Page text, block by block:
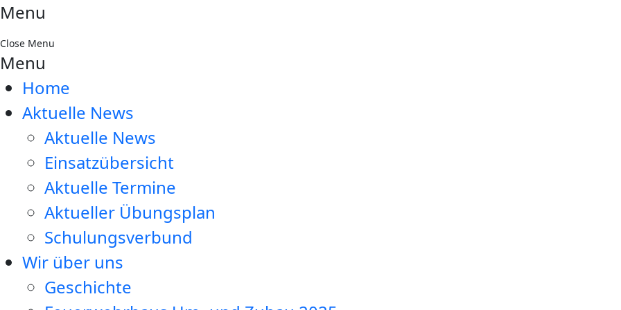
Menu
Close Menu
Menu
Home
Aktuelle News
Aktuelle News
Einsatzübersicht
Aktuelle Termine
Aktueller Übungsplan
Schulungsverbund
Wir über uns
Geschichte